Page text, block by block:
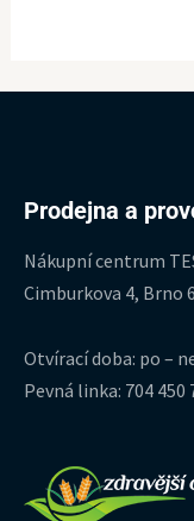
Prodejna a
Nákupní centrum
Cimburkova 4, Brno
Otvírací doba: po –
Pevná linka: 704 450